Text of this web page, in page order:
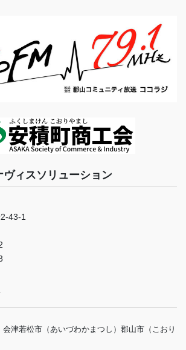
ィスソリューション
43-1
津若松市（あいづわかまつし）郡山市（こおり